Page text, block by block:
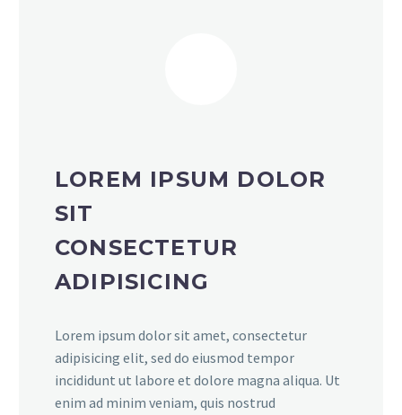
LOREM IPSUM DOLOR
SIT
CONSECTETUR
ADIPISICING
Lorem ipsum dolor sit amet, consectetur
adipisicing elit, sed do eiusmod tempor
incididunt ut labore et dolore magna aliqua. Ut
enim ad minim veniam, quis nostrud